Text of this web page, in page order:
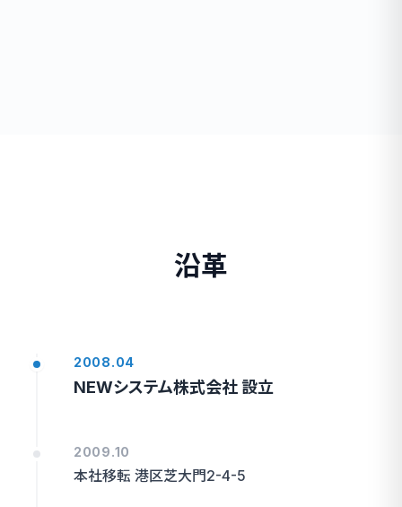
沿革
2008.04
NEWシステム株式会社 設立
2009.10
本社移転 港区芝大門2-4-5